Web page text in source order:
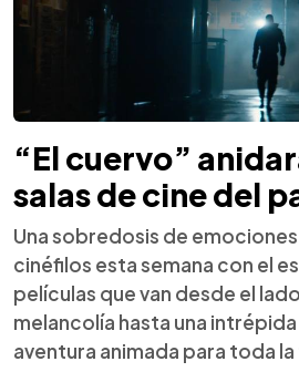
“El cuervo”
salas de cine del
Una sobredosis de emociones
cinéfilos esta semana con el
películas que van desde el
melancolía hasta una
aventura animada para toda la